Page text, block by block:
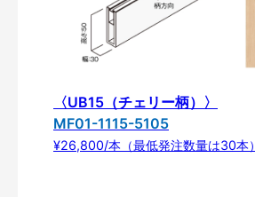
〈UB15（チェリー柄）〉
MF01-1115-5105
¥26,800/本（最低発注数量は30本）